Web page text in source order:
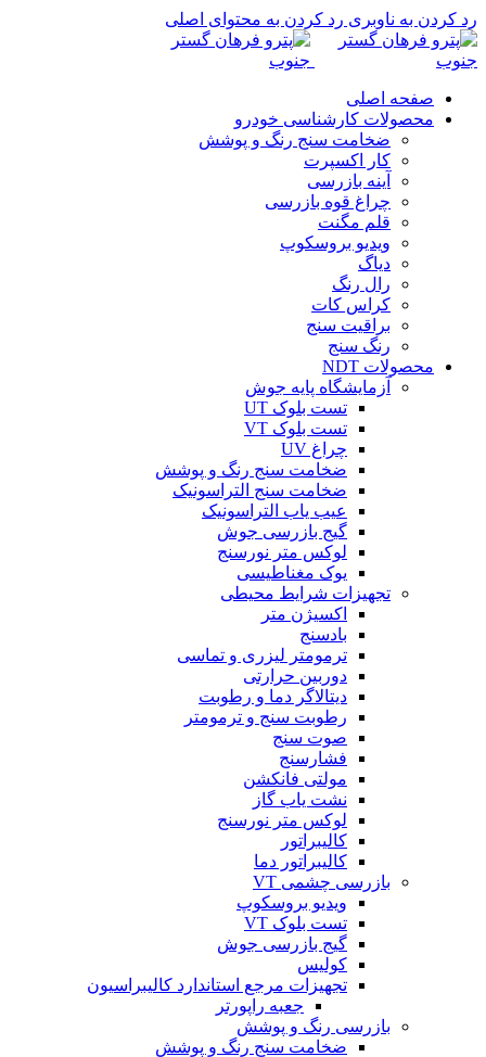
رد کردن به ناوبری رد کردن به محتوای اصلی
صفحه اصلی
محصولات کارشناسی خودرو
ضخامت سنج رنگ و پوشش
کار اکسپرت
آینه بازرسی
چراغ قوه بازرسی
قلم مگنت
ویدیو بروسکوپ
دیاگ
رال رنگ
کراس کات
براقیت سنج
رنگ سنج
محصولات NDT
آزمایشگاه پایه جوش
تست بلوک UT
تست بلوک VT
چراغ UV
ضخامت سنج رنگ و پوشش
ضخامت سنج التراسونیک
عیب یاب التراسونیک
گیج بازرسی جوش
لوکس متر نورسنج
یوک مغناطیسی
تجهیزات شرایط محیطی
اکسیژن متر
بادسنج
ترمومتر لیزری و تماسی
دوربین حرارتی
دیتالاگر دما و رطوبت
رطوبت سنج و ترمومتر
صوت سنج
فشارسنج
مولتی فانکشن
نشت یاب گاز
لوکس متر نورسنج
کالیبراتور
کالیبراتور دما
بازرسی چشمی VT
ویدیو بروسکوپ
تست بلوک VT
گیج بازرسی جوش
کولیس
تجهیزات مرجع استاندارد کالیبراسیون
جعبه راپورتر
بازرسی رنگ و پوشش
ضخامت سنج رنگ و پوشش